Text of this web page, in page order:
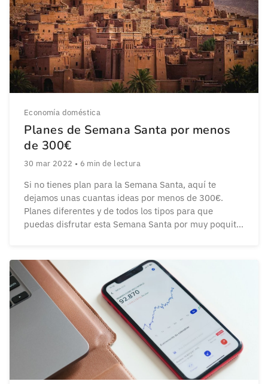
Economía doméstica
Planes de Semana Santa por menos
de 300€
30 mar 2022 • 6 min de lectura
Si no tienes plan para la Semana Santa, aquí te
dejamos unas cuantas ideas por menos de 300€.
Planes diferentes y de todos los tipos para que
puedas disfrutar esta Semana Santa por muy poquito
encontrarás los mejores planes […]